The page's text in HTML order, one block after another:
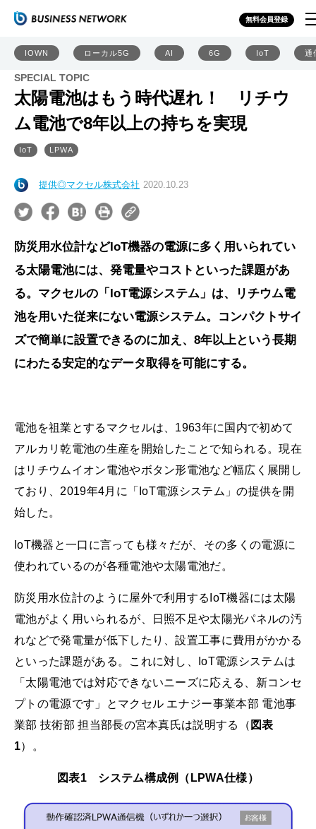
無料会員登録
IOWN ローカル5G AI 6G IoT 通
SPECIAL TOPIC
太陽電池はもう時代遅れ！ リチウ
ム電池で8年以上の持ちを実現
IoT LPWA
提供◎マクセル株式会社 2020.10.23
防災用水位計などIoT機器の電源に多く用いられてい
る太陽電池には、発電量やコストといった課題があ
る。マクセルの「IoT電源システム」は、リチウム電
池を用いた従来にない電源システム。コンパクトサイ
ズで簡単に設置できるのに加え、8年以上という長期
にわたる安定的なデータ取得を可能にする。
電池を祖業とするマクセルは、1963年に国内で初めて
アルカリ乾電池の生産を開始したことで知られる。現在
はリチウムイオン電池やボタン形電池など幅広く展開し
ており、2019年4月に「IoT電源システム」の提供を開
始した。
IoT機器と一口に言っても様々だが、その多くの電源に
使われているのが各種電池や太陽電池だ。
防災用水位計のように屋外で利用するIoT機器には太陽
電池がよく用いられるが、日照不足や太陽光パネルの汚
れなどで発電量が低下したり、設置工事に費用がかかる
といった課題がある。これに対し、IoT電源システムは
「太陽電池では対応できないニーズに応える、新コンセ
プトの電源です」とマクセル エナジー事業本部 電池事
業部 技術部 担当部長の宮本真氏は説明する（ 図表
1）。
図表1 システム構成例（LPWA仕様）